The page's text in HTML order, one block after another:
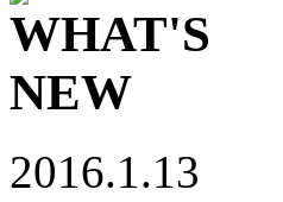
2016.1.13